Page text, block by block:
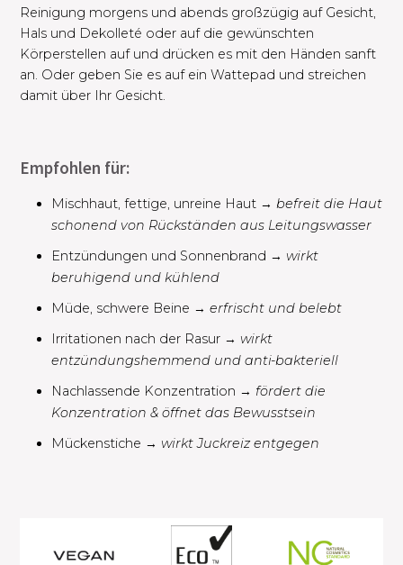
Reinigung morgens und abends großzügig auf Gesicht,
Hals und Dekolleté oder auf die gewünschten
Körperstellen auf und drücken es mit den Händen sanft
an. Oder geben Sie es auf ein Wattepad und streichen
damit über Ihr Gesicht.
Empfohlen für:
Mischhaut, fettige, unreine Haut → befreit die Haut
schonend von Rückständen aus Leitungswasser
Entzündungen und Sonnenbrand → wirkt
beruhigend und kühlend​
Müde, schwere Beine​ → erfrischt und belebt
Irritationen nach der Rasur → wirkt
entzündungshemmend und anti-bakteriell
Nachlassende Konzentration → fördert die
Konzentration & öffnet das Bewusstsein​
Mückenstiche → wirkt Juckreiz entgegen